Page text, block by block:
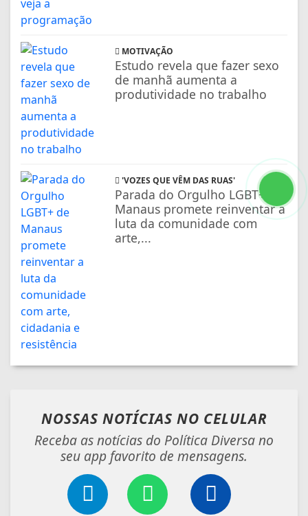
MOTIVAÇÃO
Estudo revela que fazer sexo
de manhã aumenta a
produtividade no trabalho
'VOZES QUE VÊM DAS RUAS'
Parada do Orgulho LGBT+ de
Manaus promete reinventar a
luta da comunidade com
arte,...
NOSSAS NOTÍCIAS NO CELULAR
Receba as notícias do Política Diversa no
seu app favorito de mensagens.